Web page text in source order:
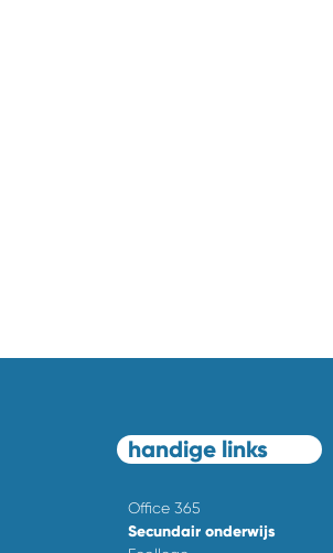
handige links
Office 365
Secundair onderwijs